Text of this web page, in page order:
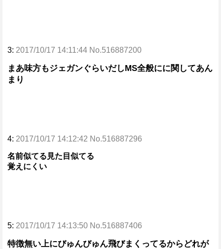
3: 2017/10/17 14:11:44 No.516887200
まあ味方もジェガンぐらいだしMS全般にに関してあん
まり
4: 2017/10/17 14:12:42 No.516887296
名前似てる見た目似てる
覚えにくい
5: 2017/10/17 14:13:50 No.516887406
特徴無い上にびゅんびゅん飛びまくってるからどれが